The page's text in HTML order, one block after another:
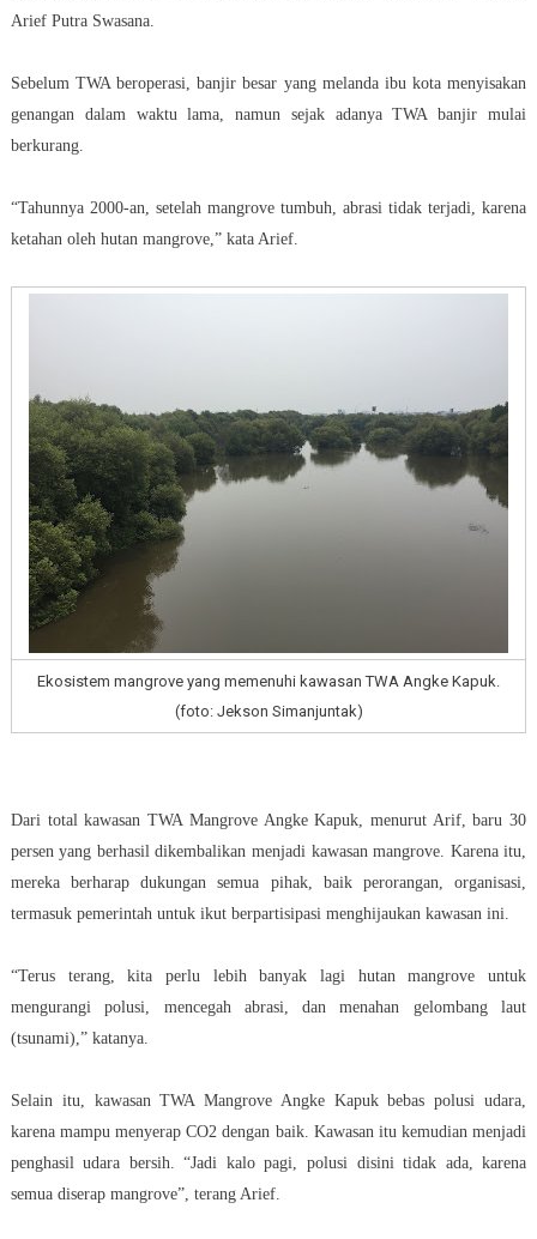
Arief Putra Swasana.
Sebelum TWA beroperasi, banjir besar yang melanda ibu kota menyisakan
genangan dalam waktu lama, namun sejak adanya TWA banjir mulai
berkurang.
“Tahunnya 2000-an, setelah mangrove tumbuh, abrasi tidak terjadi, karena
ketahan oleh hutan mangrove,” kata Arief.
Ekosistem mangrove yang memenuhi kawasan TWA Angke Kapuk.
(foto: Jekson Simanjuntak)
Dari total kawasan TWA Mangrove Angke Kapuk, menurut Arif, baru 30
persen yang berhasil dikembalikan menjadi kawasan mangrove. Karena itu,
mereka berharap dukungan semua pihak, baik perorangan, organisasi,
termasuk pemerintah untuk ikut berpartisipasi menghijaukan kawasan ini.
“Terus terang, kita perlu lebih banyak lagi hutan mangrove untuk
mengurangi polusi, mencegah abrasi, dan menahan gelombang laut
(tsunami),” katanya.
Selain itu, kawasan TWA Mangrove Angke Kapuk bebas polusi udara,
karena mampu menyerap CO2 dengan baik. Kawasan itu kemudian menjadi
penghasil udara bersih. “Jadi kalo pagi, polusi disini tidak ada, karena
semua diserap mangrove”, terang Arief.